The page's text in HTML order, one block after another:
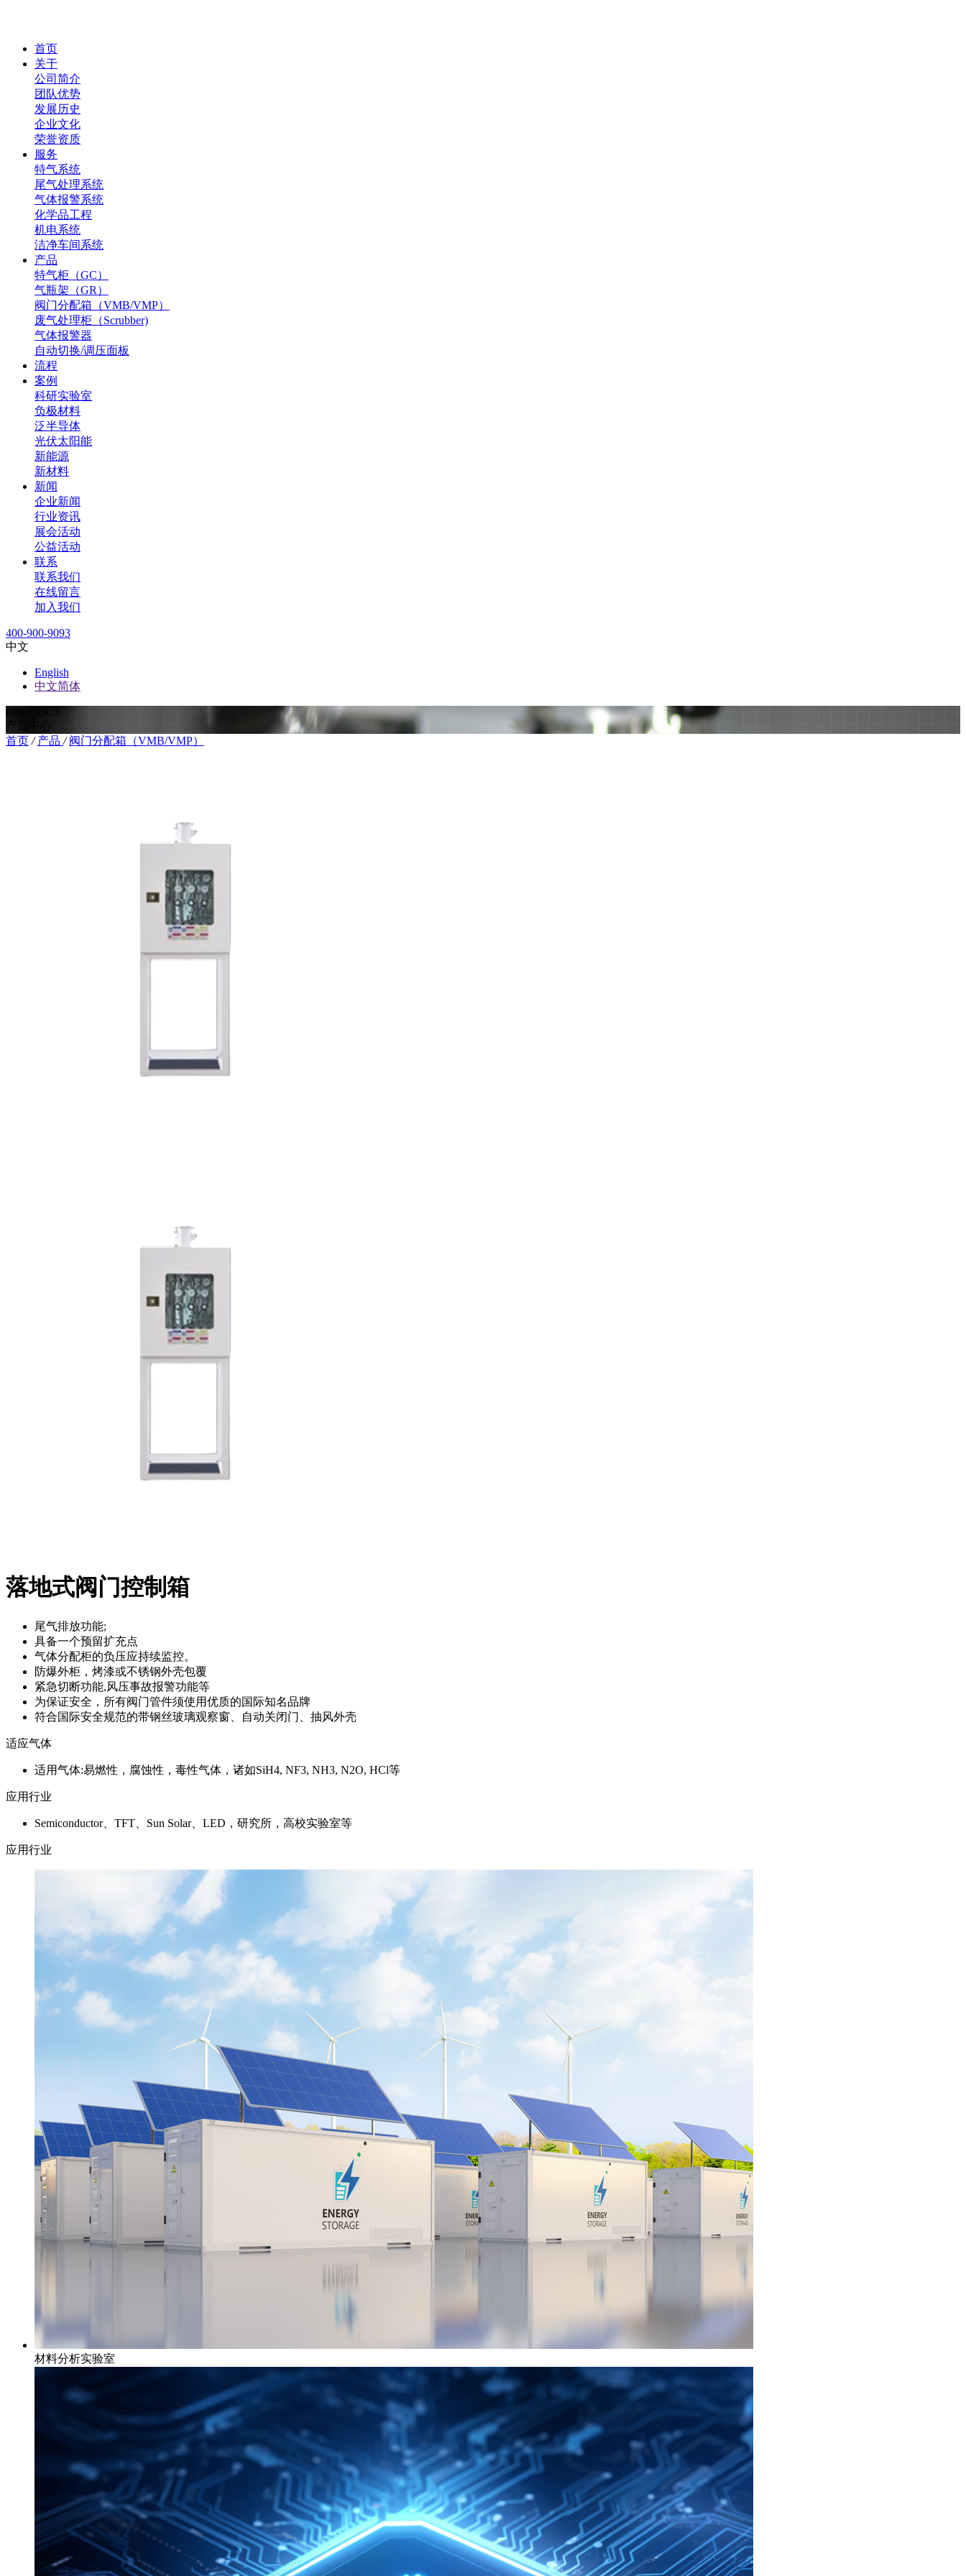
首页
关于
公司简介
团队优势
发展历史
企业文化
荣誉资质
服务
特气系统
尾气处理系统
气体报警系统
化学品工程
机电系统
洁净车间系统
产品
特气柜（GC）
气瓶架（GR）
阀门分配箱（VMB/VMP）
废气处理柜（Scrubber)
气体报警器
自动切换/调压面板
流程
案例
科研实验室
负极材料
泛半导体
光伏太阳能
新能源
新材料
新闻
企业新闻
行业资讯
展会活动
公益活动
联系
联系我们
在线留言
加入我们
400-900-9093
中文
English
中文简体
产品中心
首页 / 产品 / 阀门分配箱（VMB/VMP）
落地式阀门控制箱
尾气排放功能;
具备一个预留扩充点
气体分配柜的负压应持续监控。
防爆外柜，烤漆或不锈钢外壳包覆
紧急切断功能,风压事故报警功能等
为保证安全，所有阀门管件须使用优质的国际知名品牌
符合国际安全规范的带钢丝玻璃观察窗、自动关闭门、抽风外壳
适应气体
适用气体:易燃性，腐蚀性，毒性气体，诸如SiH4, NF3, NH3, N2O, HCl等
应用行业
Semiconductor、TFT、Sun Solar、LED，研究所，高校实验室等
应用行业
材料分析实验室